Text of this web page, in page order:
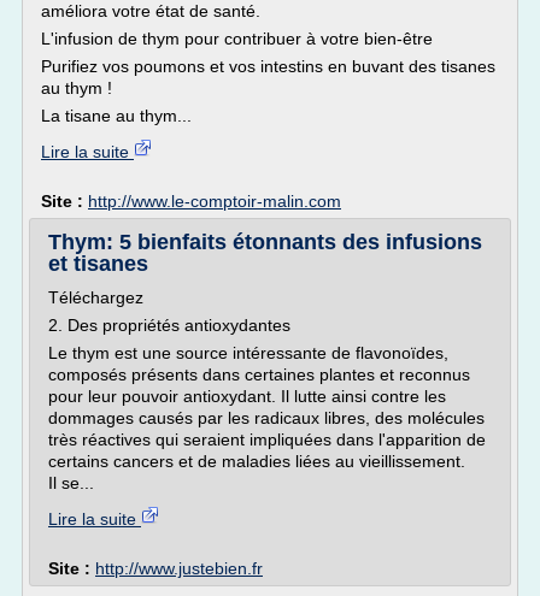
améliora votre état de santé.
L'infusion de thym pour contribuer à votre bien-être
Purifiez vos poumons et vos intestins en buvant des tisanes
au thym !
La tisane au thym...
Lire la suite
Site : http://www.le-comptoir-malin.com
Thym: 5 bienfaits étonnants des infusions
et tisanes
Téléchargez
2. Des propriétés antioxydantes
Le thym est une source intéressante de flavonoïdes,
composés présents dans certaines plantes et reconnus
pour leur pouvoir antioxydant. Il lutte ainsi contre les
dommages causés par les radicaux libres, des molécules
très réactives qui seraient impliquées dans l'apparition de
certains cancers et de maladies liées au vieillissement.
Il se...
Lire la suite
Site : http://www.justebien.fr